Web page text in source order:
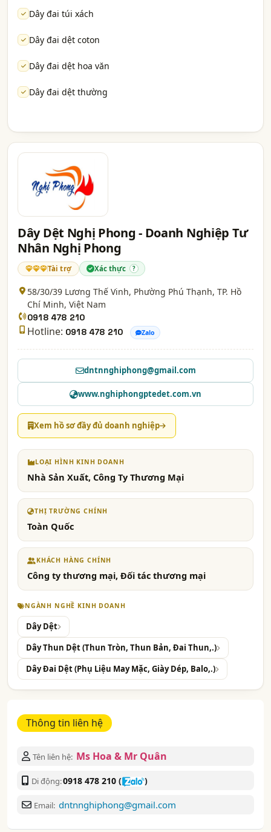
Dây đai túi xách
Dây đai dệt coton
Dây đai dệt hoa văn
Dây đai dệt thường
Dây Dệt Nghị Phong - Doanh Nghiệp Tư
Nhân Nghị Phong
Tài trợ Xác thực ?
58/30/39 Lương Thế Vinh, Phường Phú Thạnh, TP. Hồ
Chí Minh, Việt Nam
0918 478 210
Hotline: 0918 478 210 Zalo
dntnnghiphong@gmail.com
www.nghiphongptedet.com.vn
Xem hồ sơ đầy đủ doanh nghiệp
LOẠI HÌNH KINH DOANH
Nhà Sản Xuất, Công Ty Thương Mại
THỊ TRƯỜNG CHÍNH
Toàn Quốc
KHÁCH HÀNG CHÍNH
Công ty thương mại, Đối tác thương mại
NGÀNH NGHỀ KINH DOANH
Dây Dệt
Dây Thun Dệt (Thun Tròn, Thun Bản, Đai Thun,.)
Dây Đai Dệt (Phụ Liệu May Mặc, Giày Dép, Balo,.)
Thông tin liên hệ
Tên liên hệ: Ms Hoa & Mr Quân
Di động:0918 478 210 ( )
Email: dntnnghiphong@gmail.com